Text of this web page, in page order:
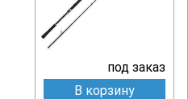
под заказ
В корзину